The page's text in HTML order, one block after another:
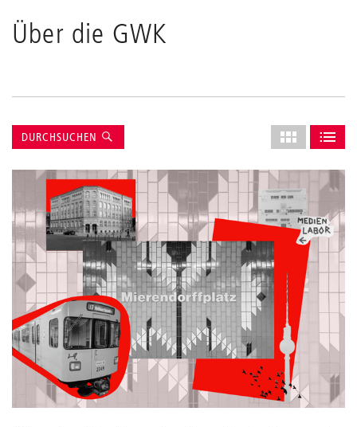
auf
Über die GWK
Suche
DURCHSUCHEN
Layout
des
Grids
anpassen
ALS GRIDALS